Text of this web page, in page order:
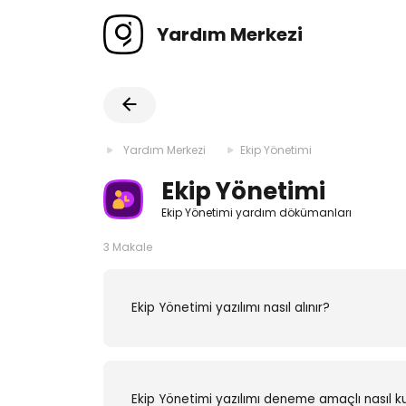
Yardım Merkezi
Yardım Merkezi Ekip Yönetimi
Ekip Yönetimi
Ekip Yönetimi yardım dökümanları
3 Makale
Ekip Yönetimi yazılımı nasıl alınır?
Ekip Yönetimi yazılımı deneme amaçlı nasıl